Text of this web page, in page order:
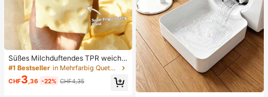
Süßes Milchduftendes TPR weiche
s quetschbares Dumpling-förmiges
Stressabbau-Spielzeug, 5cm niedli
ches lustiges Quetsch-Stressabbau
#1 Bestseller in Mehrfarbig Quetschspielzeug für Teenager
CHF3 ,36 -22% CHF4,35